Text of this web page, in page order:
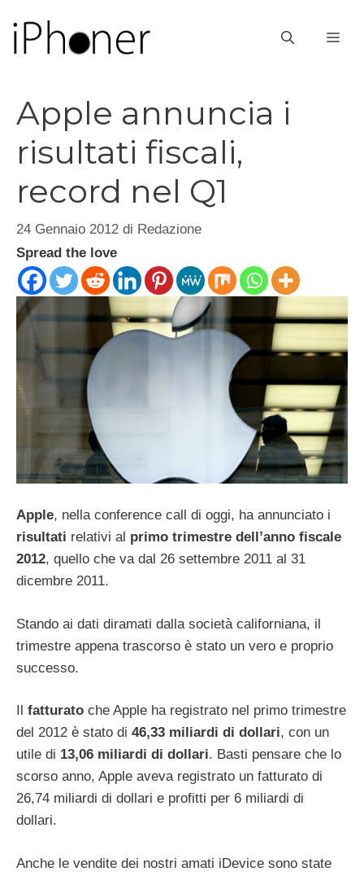
contenuto
Apple annuncia i
risultati fiscali,
record nel Q1
24 Gennaio 2012 di Redazione
Spread the love
Apple, nella conference call di oggi, ha annunciato i
risultati relativi al primo trimestre dell’anno fiscale
2012, quello che va dal 26 settembre 2011 al 31
dicembre 2011.
Stando ai dati diramati dalla società californiana, il
trimestre appena trascorso è stato un vero e proprio
successo.
Il fatturato che Apple ha registrato nel primo trimestre
del 2012 è stato di 46,33 miliardi di dollari, con un
utile di 13,06 miliardi di dollari. Basti pensare che lo
scorso anno, Apple aveva registrato un fatturato di
26,74 miliardi di dollari e profitti per 6 miliardi di
dollari.
Anche le vendite dei nostri amati iDevice sono state